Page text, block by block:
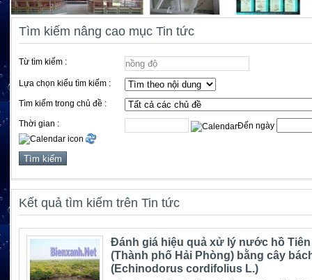
Tìm kiếm nâng cao mục Tin tức
Từ tìm kiếm :
Lựa chọn kiểu tìm kiếm :
Tìm kiếm trong chủ đề :
Thời gian : Đến ngày
Kết quả tìm kiếm trên Tin tức
Đánh giá hiệu quả xử lý nước hồ Tiên
(Thành phố Hải Phòng) bằng cây
(Echinodorus cordifolius L.)